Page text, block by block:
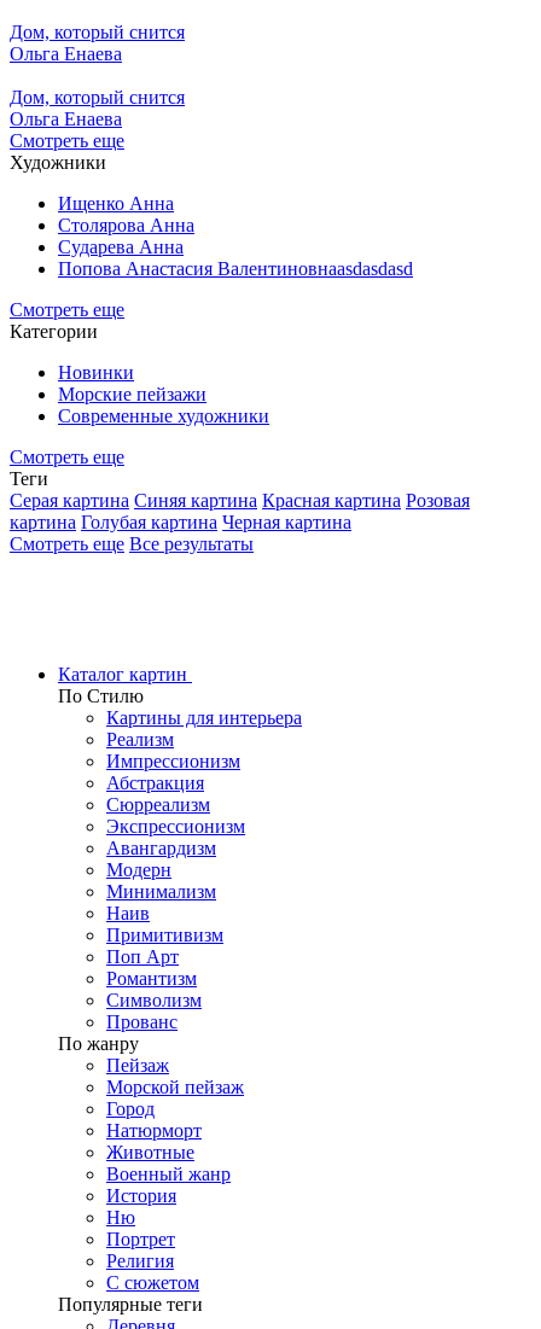
Дом, который снится
Ольга Енаева
Дом, который снится
Ольга Енаева
Смотреть еще
Художники
Ищенко Анна
Столярова Анна
Сударева Анна
Попова Анастасия Валентиновнаasdasdasd
Смотреть еще
Категории
Новинки
Морские пейзажи
Современные художники
Смотреть еще
Теги
Серая картина Синяя картина Красная картина Розовая
картина Голубая картина Черная картина
Смотреть еще Все результаты
Каталог картин
По Стилю
Картины для интерьера
Реализм
Импрессионизм
Абстракция
Сюрреализм
Экспрессионизм
Авангардизм
Модерн
Минимализм
Наив
Примитивизм
Поп Арт
Романтизм
Символизм
Прованс
По жанру
Пейзаж
Морской пейзаж
Город
Натюрморт
Животные
Военный жанр
История
Ню
Портрет
Религия
С сюжетом
Популярные теги